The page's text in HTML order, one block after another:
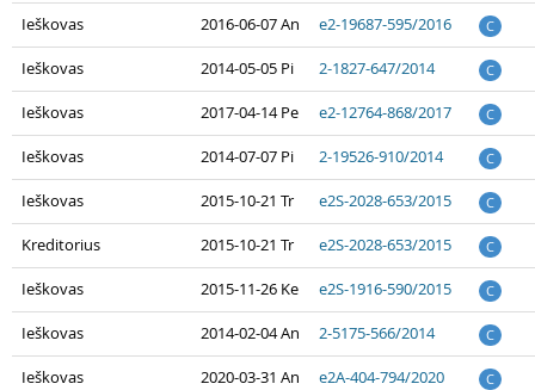
Ieškovas 2016-06-07 An e2-19687-595/2016 C
Ieškovas 2014-05-05 Pi 2-1827-647/2014 C
Ieškovas 2017-04-14 Pe e2-12764-868/2017 C
Ieškovas 2014-07-07 Pi 2-19526-910/2014 C
Ieškovas 2015-10-21 Tr e2S-2028-653/2015 C
Kreditorius 2015-10-21 Tr e2S-2028-653/2015 C
Ieškovas 2015-11-26 Ke e2S-1916-590/2015 C
Ieškovas 2014-02-04 An 2-5175-566/2014 C
Ieškovas 2020-03-31 An e2A-404-794/2020 C